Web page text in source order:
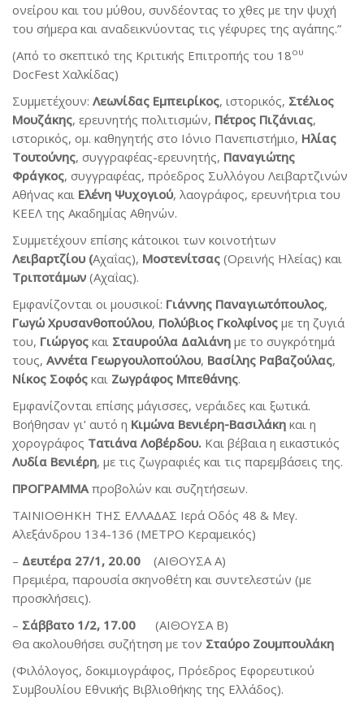
ονείρου και του μύθου, συνδέοντας το χθες με την ψυχή
του σήμερα και αναδεικνύοντας τις γέφυρες της αγάπης.”
(Από το σκεπτικό της Κριτικής Επιτροπής του 18ου
DocFest Χαλκίδας)
Συμμετέχουν: Λεωνίδας Εμπειρίκος, ιστορικός, Στέλιος
Μουζάκης, ερευνητής πολιτισμών, Πέτρος Πιζάνιας,
ιστορικός, ομ. καθηγητής στο Ιόνιο Πανεπιστήμιο, Ηλίας
Τουτούνης, συγγραφέας-ερευνητής, Παναγιώτης
Φράγκος, συγγραφέας, πρόεδρος Συλλόγου Λειβαρτζινών
Αθήνας και Ελένη Ψυχογιού, λαογράφος, ερευνήτρια του
ΚΕΕΛ της Ακαδημίας Αθηνών.
Συμμετέχουν επίσης κάτοικοι των κοινοτήτων
Λειβαρτζίου (Αχαΐας), Μοστενίτσας (Ορεινής Ηλείας) και
Τριποτάμων (Αχαΐας).
Εμφανίζονται οι μουσικοί: Γιάννης Παναγιωτόπουλος,
Γωγώ Χρυσανθοπούλου, Πολύβιος Γκολφίνος με τη ζυγιά
του, Γιώργος και Σταυρούλα Δαλιάνη με το συγκρότημά
τους, Αννέτα Γεωργουλοπούλου, Βασίλης Ραβαζούλας,
Νίκος Σοφός και Ζωγράφος Μπεθάνης.
Εμφανίζονται επίσης μάγισσες, νεράιδες και ξωτικά.
Βοήθησαν γι’ αυτό η Κιμώνα Βενιέρη-Βασιλάκη και η
χορογράφος Τατιάνα Λοβέρδου. Και βέβαια η εικαστικός
Λυδία Βενιέρη, με τις ζωγραφιές και τις παρεμβάσεις της.
ΠΡΟΓΡΑΜΜΑ προβολών και συζητήσεων.
ΤΑΙΝΙΟΘΗΚΗ ΤΗΣ ΕΛΛΑΔΑΣ Ιερά Οδός 48 & Μεγ.
Αλεξάνδρου 134-136 (ΜΕΤΡΟ Κεραμεικός)
– Δευτέρα 27/1, 20.00 (ΑΙΘΟΥΣΑ Α)
Πρεμιέρα, παρουσία σκηνοθέτη και συντελεστών (με
προσκλήσεις).
– Σάββατο 1/2, 17.00 (ΑΙΘΟΥΣΑ Β)
Θα ακολουθήσει συζήτηση με τον Σταύρο Ζουμπουλάκη
(Φιλόλογος, δοκιμιογράφος, Πρόεδρος Εφορευτικού
Συμβουλίου Εθνικής Βιβλιοθήκης της Ελλάδος).